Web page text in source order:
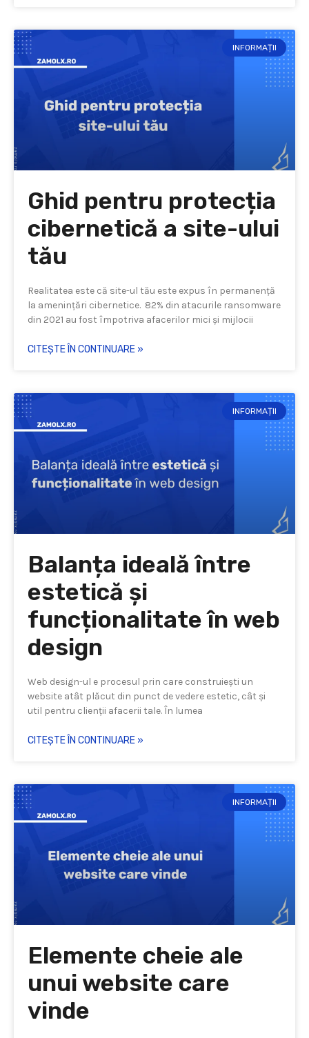
INFORMAȚII
Ghid pentru protecția
cibernetică a site-ului
tău
Realitatea este că site-ul tău este expus în permanență
la amenințări cibernetice. 82% din atacurile ransomware
din 2021 au fost împotriva afacerilor mici și mijlocii
CITEȘTE ÎN CONTINUARE »
INFORMAȚII
Balanța ideală între
estetică și
funcționalitate în web
design
Web design-ul e procesul prin care construiești un
website atât plăcut din punct de vedere estetic, cât și
util pentru clienții afacerii tale. În lumea
CITEȘTE ÎN CONTINUARE »
INFORMAȚII
Elemente cheie ale
unui website care
vinde